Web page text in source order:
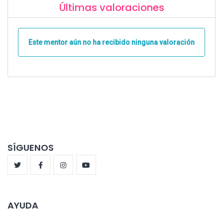
Últimas valoraciones
Este mentor aún no ha recibido ninguna valoración
SÍGUENOS
AYUDA